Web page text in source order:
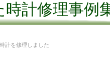
計修理事例
計を修理しました